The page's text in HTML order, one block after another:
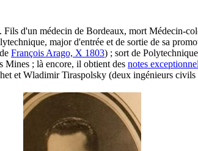
d'un médecin de Bordeaux, mort Médecin-
major d'entrée et de sortie de sa
François Arago, X 1803) ; sort de
Mines ; là encore, il obtient des notes
et Wladimir Tiraspolsky (deux ingénieurs